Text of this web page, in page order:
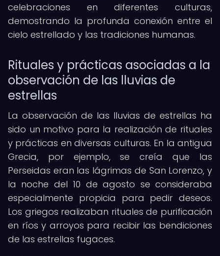
celebraciones en diferentes culturas,
demostrando la profunda conexión entre el
cielo estrellado y las tradiciones humanas.
Rituales y prácticas asociadas a la
observación de las lluvias de
estrellas
La observación de las lluvias de estrellas ha
sido un motivo para la realización de rituales
y prácticas en diversas culturas. En la antigua
Grecia, por ejemplo, se creía que las
Perseidas eran las lágrimas de San Lorenzo, y
la noche del 10 de agosto se consideraba
especialmente propicia para pedir deseos.
Los griegos realizaban rituales de purificación
en ríos y arroyos para recibir las bendiciones
de las estrellas fugaces.